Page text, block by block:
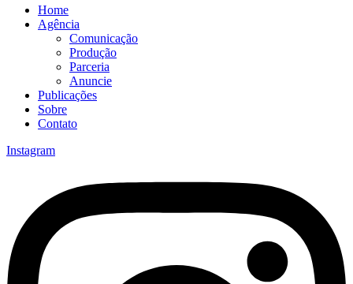
Home
Agência
Comunicação
Produção
Parceria
Anuncie
Publicações
Sobre
Contato
Instagram